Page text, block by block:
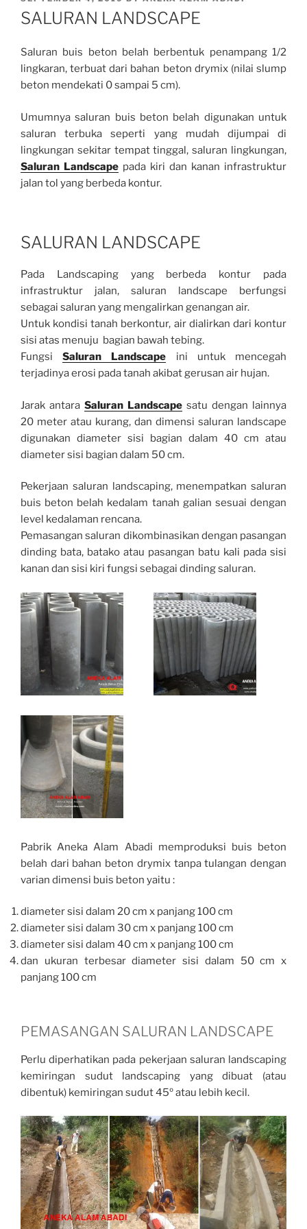
ON
SALURAN LANDSCAPE
Saluran buis beton belah berbentuk penampang 1/2
lingkaran, terbuat dari bahan beton drymix (nilai slump
beton mendekati 0 sampai 5 cm).
Umumnya saluran buis beton belah digunakan untuk
saluran terbuka seperti yang mudah dijumpai di
lingkungan sekitar tempat tinggal, saluran lingkungan,
Saluran Landscape pada kiri dan kanan infrastruktur
jalan tol yang berbeda kontur.
SALURAN LANDSCAPE
Pada Landscaping yang berbeda kontur pada
infrastruktur jalan, saluran landscape berfungsi
sebagai saluran yang mengalirkan genangan air.
Untuk kondisi tanah berkontur, air dialirkan dari kontur
sisi atas menuju bagian bawah tebing.
FungsiSaluran Landscape ini untuk mencegah
terjadinya erosi pada tanah akibat gerusan air hujan.
Jarak antara Saluran Landscape satu dengan lainnya
20 meter atau kurang, dan dimensi saluran landscape
digunakan diameter sisi bagian dalam 40 cm atau
diameter sisi bagian dalam 50 cm.
Pekerjaan saluran landscaping, menempatkan saluran
buis beton belah kedalam tanah galian sesuai dengan
level kedalaman rencana.
Pemasangan saluran dikombinasikan dengan pasangan
dinding bata, batako atau pasangan batu kali pada sisi
kanan dan sisi kiri fungsi sebagai dinding saluran.
Pabrik Aneka Alam Abadi memproduksi buis beton
belah dari bahan beton drymix tanpa tulangan dengan
varian dimensi buis beton yaitu :
diameter sisi dalam 20 cm x panjang 100 cm
diameter sisi dalam 30 cm x panjang 100 cm
diameter sisi dalam 40 cm x panjang 100 cm
dan ukuran terbesar diameter sisi dalam 50 cm x
panjang 100 cm
PEMASANGAN SALURAN LANDSCAPE
Perlu diperhatikan pada pekerjaan saluran landscaping
kemiringan sudut landscaping yang dibuat (atau
dibentuk) kemiringan sudut 45º atau lebih kecil.